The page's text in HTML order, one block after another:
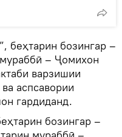
беҳтарин бозингар –
– Ҷомихон
варзишии
аспсавории
гардиданд.
бозингар –